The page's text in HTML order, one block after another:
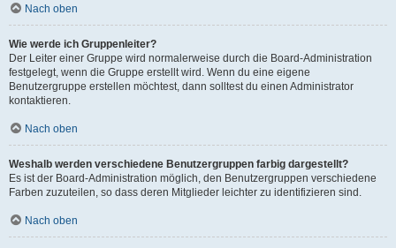
Nach oben
Wie werde ich Gruppenleiter?
Der Leiter einer Gruppe wird normalerweise durch die Board-Administration
festgelegt, wenn die Gruppe erstellt wird. Wenn du eine eigene
Benutzergruppe erstellen möchtest, dann solltest du einen Administrator
kontaktieren.
Nach oben
Weshalb werden verschiedene Benutzergruppen farbig dargestellt?
Es ist der Board-Administration möglich, den Benutzergruppen verschiedene
Farben zuzuteilen, so dass deren Mitglieder leichter zu identifizieren sind.
Nach oben